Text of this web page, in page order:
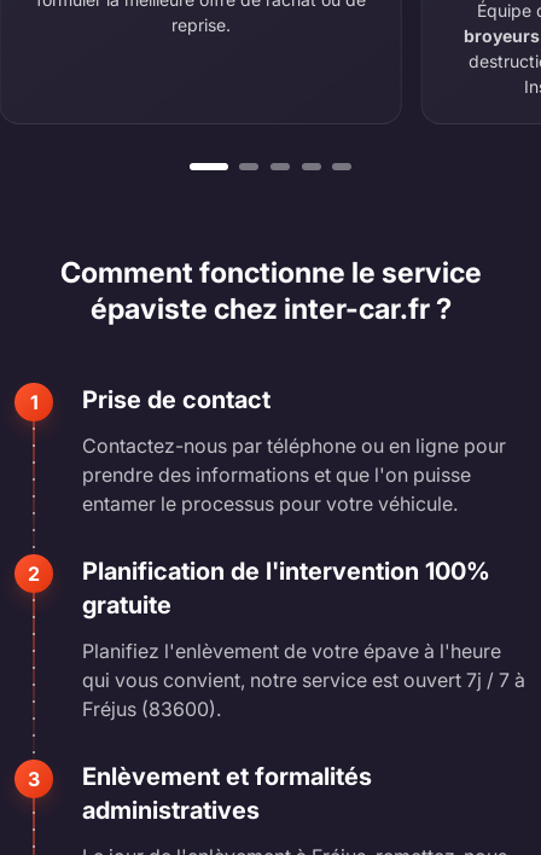
reprise.
Équipe
broyeurs
Comment fonctionne le service
épaviste chez inter-car.fr ?
1 Prise de contact
Contactez-nous par téléphone ou en ligne pour
prendre des informations et que l'on puisse
entamer le processus pour votre véhicule.
2
Planification de l'intervention 100%
gratuite
Planifiez l'enlèvement de votre épave à l'heure
qui vous convient, notre service est ouvert 7j / 7 à
Fréjus (83600).
3
Enlèvement et formalités
administratives